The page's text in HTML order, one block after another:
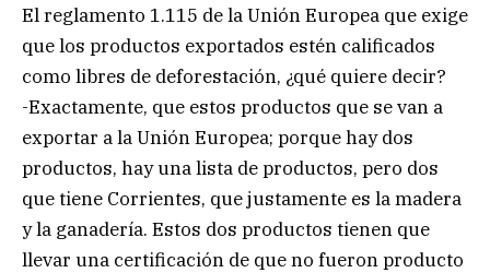
El reglamento 1.115 de la Unión Europea que exige
que los productos exportados estén calificados
como libres de deforestación, ¿qué quiere decir?
-Exactamente, que estos productos que se van a
exportar a la Unión Europea; porque hay dos
productos, hay una lista de productos, pero dos
que tiene Corrientes, que justamente es la madera
y la ganadería. Estos dos productos tienen que
llevar una certificación de que no fueron producto